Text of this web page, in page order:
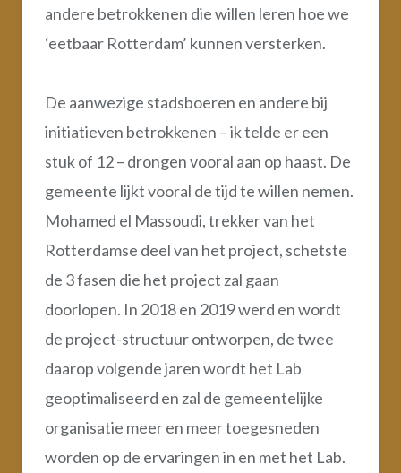
andere betrokkenen die willen leren hoe we
‘eetbaar Rotterdam’ kunnen versterken.
De aanwezige stadsboeren en andere bij
initiatieven betrokkenen – ik telde er een
stuk of 12 – drongen vooral aan op haast. De
gemeente lijkt vooral de tijd te willen nemen.
Mohamed el Massoudi, trekker van het
Rotterdamse deel van het project, schetste
de 3 fasen die het project zal gaan
doorlopen. In 2018 en 2019 werd en wordt
de project-structuur ontworpen, de twee
daarop volgende jaren wordt het Lab
geoptimaliseerd en zal de gemeentelijke
organisatie meer en meer toegesneden
worden op de ervaringen in en met het Lab.